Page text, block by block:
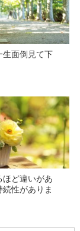
生面倒見て下
ほど違いがあ
続性がありま